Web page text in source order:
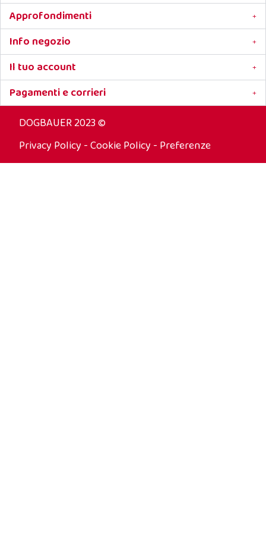
Approfondimenti
Info negozio
Il tuo account
Pagamenti e corrieri
DOGBAUER 2023 ©
Privacy Policy -Cookie Policy - Preferenze